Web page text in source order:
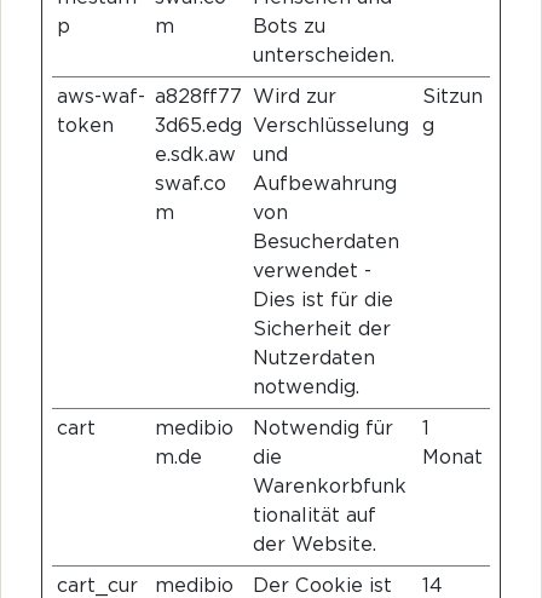
p
m
Bots zu
unterscheiden.
aws-waf-
token
a828ff77
3d65.edg
e.sdk.aw
swaf.co
m
Wird zur
Verschlüsselung
und
Aufbewahrung
von
Besucherdaten
verwendet -
Dies ist für die
Sicherheit der
Nutzerdaten
notwendig.
Sitzun
g
cart
medibio
m.de
Notwendig für
die
Warenkorbfunk
tionalität auf
der Website.
1
Monat
cart_cur
medibio
Der Cookie ist
14